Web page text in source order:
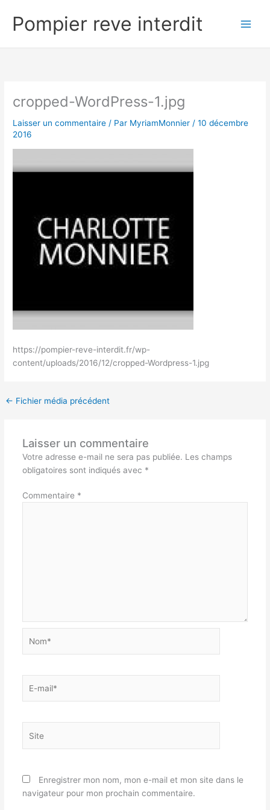
contenu
Pompier reve interdit
cropped-WordPress-1.jpg
Laisser un commentaire / Par MyriamMonnier /10 décembre
2016
https://pompier-reve-interdit.fr/wp-
content/uploads/2016/12/cropped-Wordpress-1.jpg
← Fichier média précédent
Laisser un commentaire
Votre adresse e-mail ne sera pas publiée. Les champs
obligatoires sont indiqués avec *
Commentaire *
mail*
Enregistrer mon nom, mon e-mail et mon site dans le
navigateur pour mon prochain commentaire.